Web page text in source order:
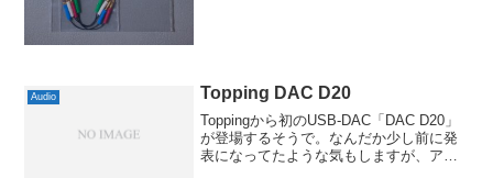
Audio Topping DAC D20
Toppingから初のUSB-DAC「DAC D20」
が登場するそうで。なんだか少し前に発
表になってたような気もしますが、アン